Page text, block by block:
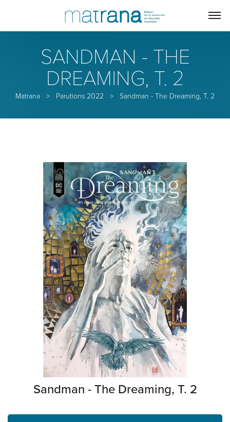
SANDMAN - THE
DREAMING, T. 2
Matrana > Parutions 2022 > Sandman - The Dreaming, T. 2
Sandman - The Dreaming, T. 2